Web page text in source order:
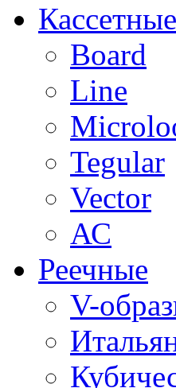
Кассетные
Board
Line
Tegular
Vector
АС
Реечные
V-